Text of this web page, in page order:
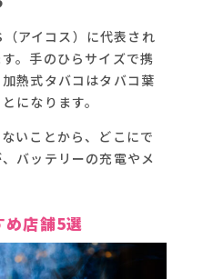
アイコス）に代表され
。手のひらサイズで携
熱式タバコはタバコ葉
になります。
いことから、どこにで
バッテリーの充電やメ
め店舗5選